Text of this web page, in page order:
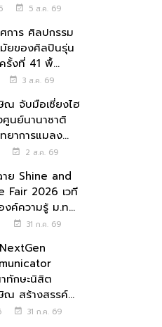
5 ส.ค. 69
การ ศิลปกรรม
ยของศิลปินรุ่น
รั้งที่ 41 พื้...
3 ส.ค. 69
ณ จับมือเซี่ยงไฮ
นย์นานาชาติ
ยาการแมลง...
2 ส.ค. 69
าย Shine and
Fair 2026 เวที
งค์ความรู้ ม.ท...
31 ก.ค. 69
กษะนิสิต
ณ สร้างสรรค์...
31 ก.ค. 69